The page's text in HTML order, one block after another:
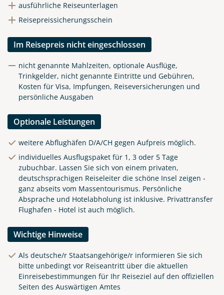
ausführliche Reiseunterlagen
Reisepreissicherungsschein
Im Reisepreis nicht eingeschlossen
nicht genannte Mahlzeiten, optionale Ausflüge,
Trinkgelder, nicht genannte Eintritte und Gebühren,
Kosten für Visa, Impfungen, Reiseversicherungen und
persönliche Ausgaben
Optionale Leistungen
weitere Abflughäfen D/A/CH gegen Aufpreis möglich.
individuelles Ausflugspaket für 1, 3 oder 5 Tage
zubuchbar. Lassen Sie sich von einem privaten,
deutschsprachigen Reiseleiter die schöne Insel zeigen -
ganz abseits vom Massentourismus. Persönliche
Absprache und Hotelabholung ist inklusive. Privattransfer
Flughafen - Hotel ist auch möglich.
Wichtige Hinweise
Als deutsche/r Staatsangehörige/r informieren Sie sich
bitte unbedingt vor Reiseantritt über die aktuellen
Einreisebestimmungen für Ihr Reiseziel auf den offiziellen
Seiten des Auswärtigen Amtes